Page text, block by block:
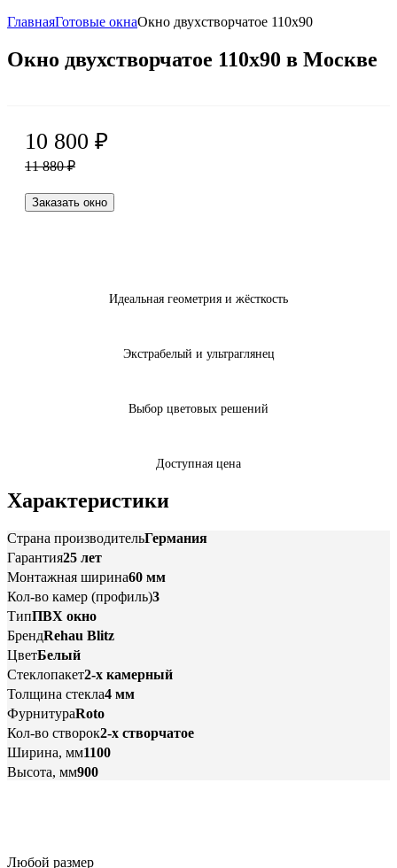
ГлавнаяГотовые окнаОкно двухстворчатое 110x90
Окно двухстворчатое 110x90 в Москве
10 800 ₽
11 880₽
Заказать окно
Идеальная геометрия и жёсткость
Экстрабелый и ультраглянец
Выбор цветовых решений
Доступная цена
Характеристики
Страна производительГермания
Гарантия25 лет
Монтажная ширина60 мм
Кол-во камер (профиль)3
ТипПВХ окно
БрендRehau Blitz
ЦветБелый
Стеклопакет2-х камерный
Толщина стекла4 мм
ФурнитураRoto
Кол-во створок2-х створчатое
Ширина, мм1100
Высота, мм900
Любой размер